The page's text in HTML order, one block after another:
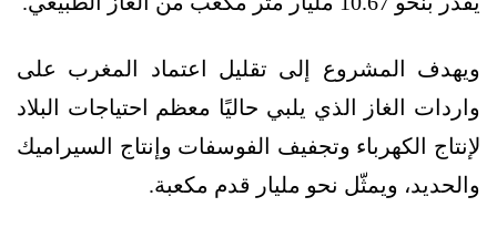
ويهدف المشروع إلى تقليل اعتماد المغرب على
واردات الغاز الذي يلبي حاليًا معظم احتياجات البلاد
لإنتاج الكهرباء وتجفيف الفوسفات وإنتاج السيراميك
والحديد، ويمثّل نحو مليار قدم مكعبة.